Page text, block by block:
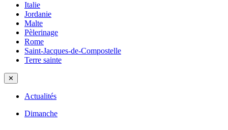
Italie
Jordanie
Malte
Pèlerinage
Rome
Saint-Jacques-de-Compostelle
Terre sainte
✕
Actualités
Dimanche